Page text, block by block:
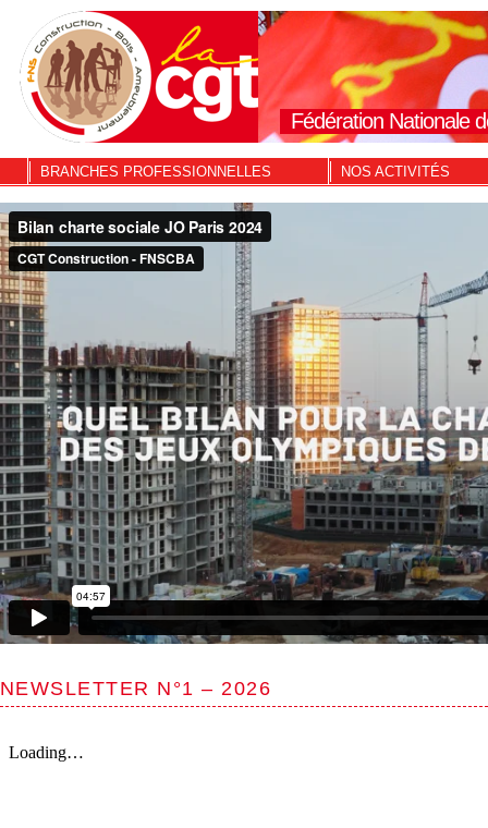
Fédération Nationale
BRANCHES PROFESSIONNELLES NOS ACTIVITÉS
NEWSLETTER N°1 – 2026